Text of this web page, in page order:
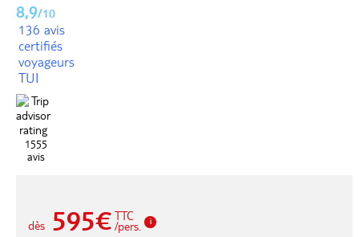
8,9/10
136 avis
certifiés
voyageurs
TUI
1555
avis
dès 595€ TTC
/pers.